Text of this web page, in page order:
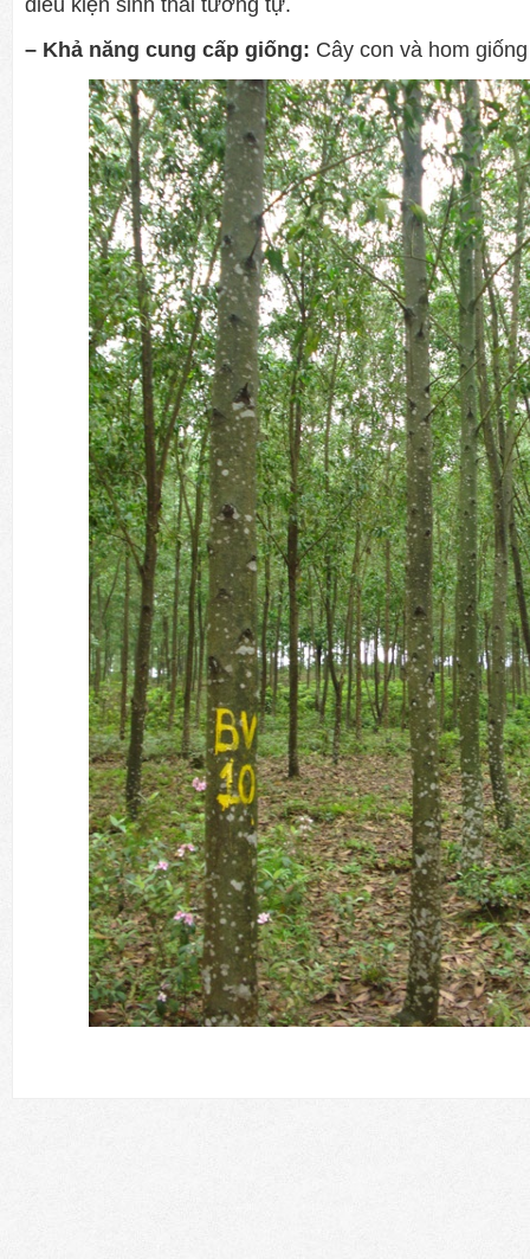
điều kiện sinh thái tương tự.
– Khả năng cung cấp giống: Cây con và hom giống